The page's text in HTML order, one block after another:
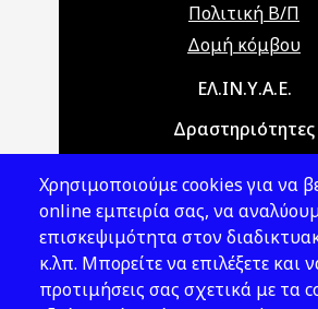
Πολιτική Β/Π
Δομή κόμβου
Main navigationΕΛ.ΙΝ.Υ.Α.Ε.
Δραστηριότητες
Νομοθεσία
Εκδόσεις
Νέα - Εκδηλώσεις
Χρησιμοποιούμε cookies για να
online εμπειρία σας, να
επισκεψιμότητα στον
κ.λπ. Μπορείτε να επιλέξετε και
προτιμήσεις σας σχετικά με τα